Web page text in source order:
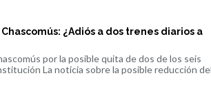
¿Adiós a dos trenes diarios a
por la posible quita de dos de los seis
La noticia sobre la posible reducción